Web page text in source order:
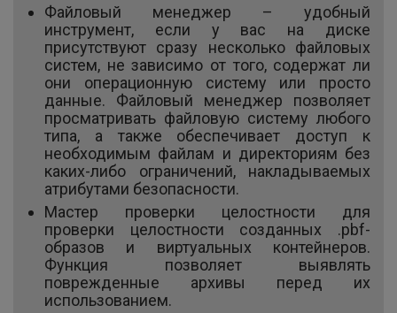
Файловый менеджер – удобный
инструмент, если у вас на диске
присутствуют сразу несколько файловых
систем, не зависимо от того, содержат ли
они операционную систему или просто
данные. Файловый менеджер позволяет
просматривать файловую систему любого
типа, а также обеспечивает доступ к
необходимым файлам и директориям без
каких-либо ограничений, накладываемых
атрибутами безопасности.
Мастер проверки целостности для
проверки целостности созданных .pbf-
образов и виртуальных контейнеров.
Функция позволяет выявлять
поврежденные архивы перед их
использованием.